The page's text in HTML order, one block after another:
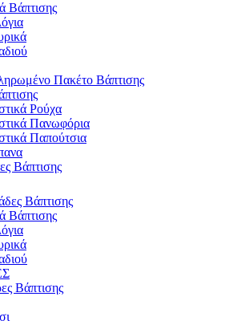
Βάπτισης
Πακέτο Βάπτισης
Ρούχα
Πανωφόρια
Παπούτσια
Βάπτισης
Βάπτισης
Βάπτισης
Βάπτισης